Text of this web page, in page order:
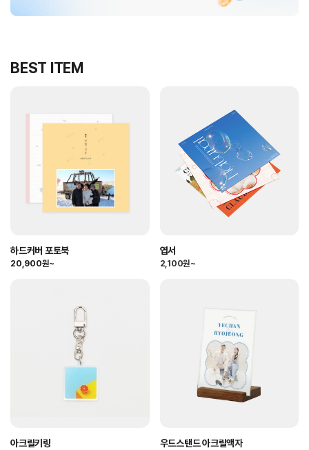
BEST ITEM
하드커버 포토북
20,900원~
엽서
2,100원~
아크릴키링 우드스탠드 아크릴액자